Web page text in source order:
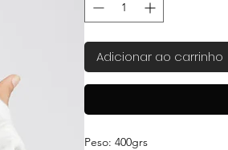
Adicionar ao carrinho
Peso: 400grs